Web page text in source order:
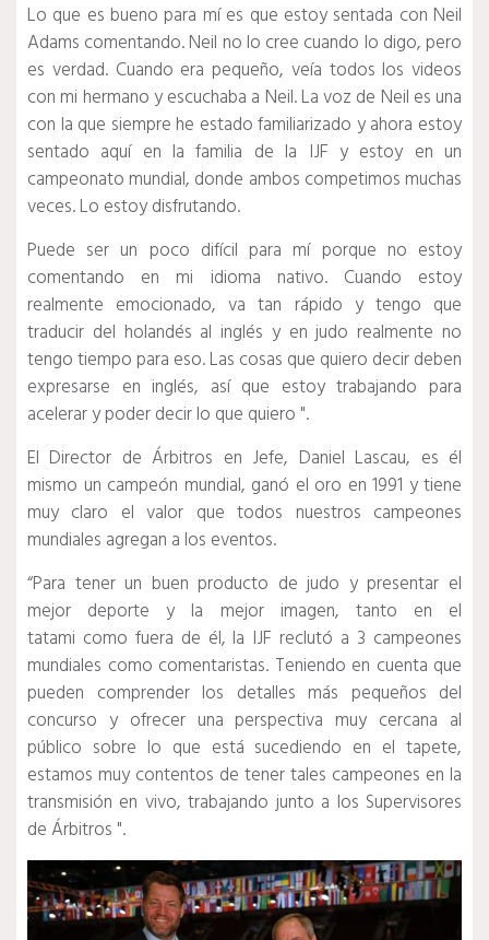
Lo que es bueno para mí es que estoy sentada con Neil
Adams comentando.Neil no lo cree cuando lo digo, pero
es verdad. Cuando era pequeño, veía todos los videos
con mi hermano y escuchaba a Neil.La voz de Neil es una
con la que siempre he estado familiarizado y ahora estoy
sentado aquí en la familia de la IJF y estoy en un
campeonato mundial, donde ambos competimos muchas
veces.Lo estoy disfrutando.
Puede ser un poco difícil para mí porque no estoy
comentando en mi idioma nativo. Cuando estoy
realmente emocionado, va tan rápido y tengo que
traducir del holandés al inglés y en judo realmente no
tengo tiempo para eso.Las cosas que quiero decir deben
expresarse en inglés, así que estoy trabajando para
acelerar y poder decir lo que quiero ".
El Director de Árbitros en Jefe, Daniel Lascau, es él
mismo un campeón mundial, ganó el oro en 1991 y tiene
muy claro el valor que todos nuestros campeones
mundiales agregan a los eventos.
“Para tener un buen producto de judo y presentar el
mejor deporte y la mejor imagen, tanto en el
tatami como fuera de él, la IJF reclutó a 3 campeones
mundiales como comentaristas. Teniendo en cuenta que
pueden comprender los detalles más pequeños del
concurso y ofrecer una perspectiva muy cercana al
público sobre lo que está sucediendo en el tapete,
estamos muy contentos de tener tales campeones en la
transmisión en vivo, trabajando junto a los Supervisores
de Árbitros ".